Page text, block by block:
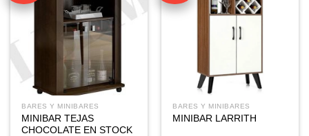
BARES Y MINIBARES
MINIBAR TEJAS
CHOCOLATE EN STOCK
BARES Y MINIBARES
MINIBAR LARRITH